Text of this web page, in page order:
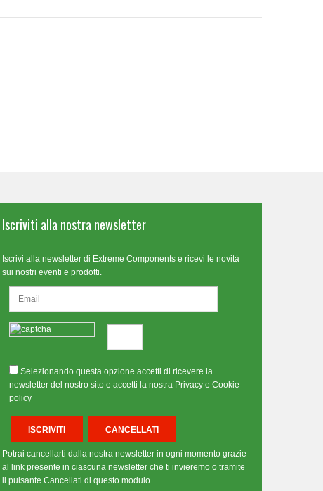
Iscriviti alla nostra newsletter
Iscrivi alla newsletter di Extreme Components e ricevi le novità
sui nostri eventi e prodotti.
Selezionando questa opzione accetti di ricevere la
newsletter del nostro sito e accetti la nostra Privacy e Cookie
policy
Potrai cancellarti dalla nostra newsletter in ogni momento grazie
al link presente in ciascuna newsletter che ti invieremo o tramite
il pulsante Cancellati di questo modulo.